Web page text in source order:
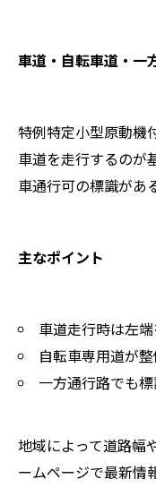
車道・自転車道・一
特例特定小型原動機
車道を走行するのが
車通行可の標識があ
主なポイント
車道走行時は左
自転車専用道が
一方通行路でも
地域によって道路幅
ームページで最新情